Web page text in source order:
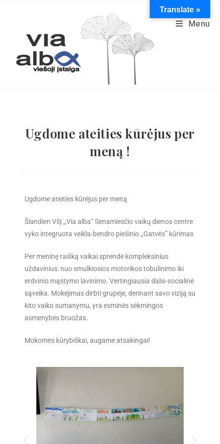
Menu
Ugdome ateities kūrėjus per
meną !
Ugdome ateities kūrėjus per meną
Šiandien VšĮ ,,Via alba” Senamiesčio vaikų dienos centre
vyko integruota veikla-bendro piešinio ,,Gatvės” kūrimas
Per meninę raišką vaikai sprendė kompleksinius
uždavinius: nuo smulkiosios motorikos tobulinimo iki
erdvinio mąstymo lavinimo. Vertingiausia dalis-socialinė
sąveika. Mokėjimas dirbti grupėje, derinant savo viziją su
kito vaiko sumanymu, yra esminės sėkmingos
asmenybės bruožas.
Mokomės kūrybiškai, augame atsakingai!
Translate »